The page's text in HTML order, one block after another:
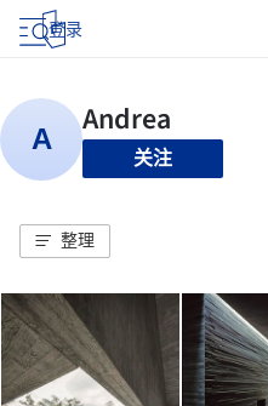
登录
关注
整理